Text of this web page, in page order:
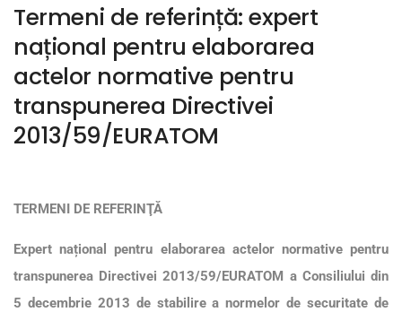
Termeni de referință: expert
național pentru elaborarea
actelor normative pentru
transpunerea Directivei
2013/59/EURATOM
TERMENI DE REFERINŢĂ
Expert național pentru elaborarea actelor normative pentru
transpunerea Directivei 2013/59/EURATOM a Consiliului din
5 decembrie 2013 de stabilire a normelor de securitate de